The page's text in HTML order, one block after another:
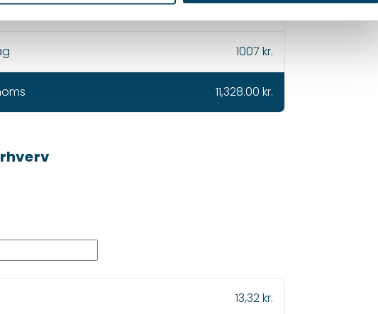
1007 kr.
11,328.00 kr.
13,32 kr.